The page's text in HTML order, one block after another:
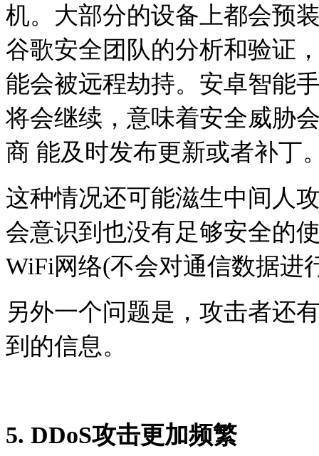
机。大部分的设备上都会预
谷歌安全团队的分析和验证
能会被远程劫持。安卓智能
将会继续，意味着安全威胁
商 能及时发布更新或者补丁
这种情况还可能滋生中间人
会意识到也没有足够安全的
WiFi网络(不会对通信数据进
另外一个问题是，攻击者还
到的信息。
5. DDoS攻击更加频繁